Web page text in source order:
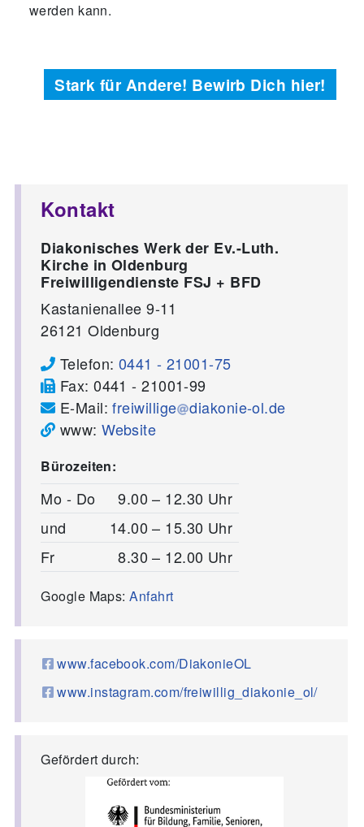
Kontakt
Diakonisches Werk der Ev.-Luth.
Kirche in Oldenburg
Freiwilligendienste FSJ + BFD
Kastanienallee 9-11
26121 Oldenburg
Telefon: 0441 - 21001-75
Fax:0441 - 21001-99
E-Mail:freiwillige
diakonie-ol.de
www:Website
Bürozeiten:
Mo - Do
9.00 – 12.30 Uhr
und
14.00 – 15.30 Uhr
Fr
8.30 – 12.00 Uhr
Google Maps:Anfahrt
www.facebook.com/DiakonieOL
www.instagram.com/freiwillig_diakonie_ol/
Gefördert durch:
werden kann.
Stark für Andere! Bewirb Dich hier!